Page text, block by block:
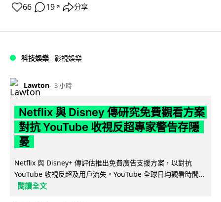
66 19 ↗ 分享
科技娛樂 影視娛樂
Lawton 3 小時
Netflix 與 Disney 傳研究免費觀看方案
對抗 YouTube 收視反超專家警告存隱
憂
Netflix 與 Disney+ 傳評估推出免費廣告支援方案，以對抗
YouTube 收視反超及用戶流失。YouTube 全球日均觀看時間...
閱讀全文